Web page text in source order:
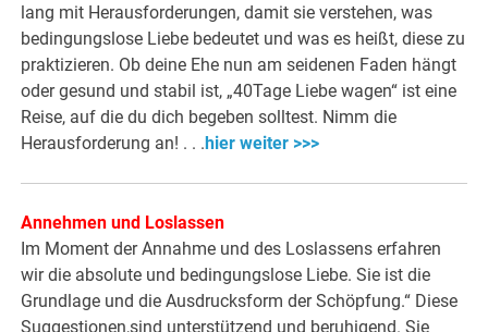
lang mit Herausforderungen, damit sie verstehen, was
bedingungslose Liebe bedeutet und was es heißt, diese zu
praktizieren. Ob deine Ehe nun am seidenen Faden hängt
oder gesund und stabil ist, „40Tage Liebe wagen“ ist eine
Reise, auf die du dich begeben solltest. Nimm die
Herausforderung an! . . . hier weiter >>>
Annehmen und Loslassen
Im Moment der Annahme und des Loslassens erfahren
wir die absolute und bedingungslose Liebe. Sie ist die
Grundlage und die Ausdrucksform der Schöpfung.“ Diese
Suggestionen,sind unterstützend und beruhigend. Sie